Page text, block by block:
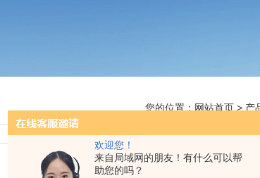
欢迎您！
来自局域网的朋友！有什么可以帮
助您的吗？
您的位置： 网站首页 > 产